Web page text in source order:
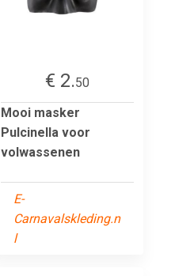
€ 2.50
Mooi masker
Pulcinella voor
volwassenen
E-
Carnavalskleding.n
l